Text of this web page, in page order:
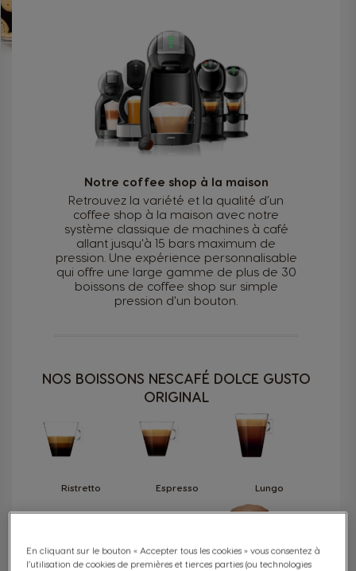
+32 (0)2 529 55 13
Notre coffee shop à la maison
Retrouvez la variété et la qualité d’un
coffee shop à la maison avec notre
système classique de machines à café
allant jusqu'à 15 bars maximum de
pression. Une expérience personnalisable
qui offre une large gamme de plus de 30
boissons de coffee shop sur simple
pression d'un bouton.
NOS BOISSONS NESCAFÉ DOLCE GUSTO
ORIGINAL
Ristretto Espresso Lungo
En cliquant sur le bouton « Accepter tous les cookies » vous consentez à
l’utilisation de cookies de premières et tierces parties (ou technologies